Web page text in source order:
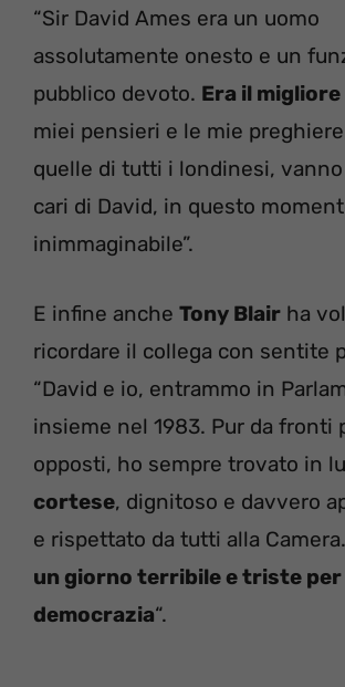
“Sir David Ames era un uomo
assolutamente onesto e un
pubblico devoto. Era il
miei pensieri e le mie
quelle di tutti i londinesi, vanno
cari di David, in questo
inimmaginabile”.
E infine anche Tony Blair ha
ricordare il collega con sentite
“David e io, entrammo in
insieme nel 1983. Pur da fronti
opposti, ho sempre trovato in
cortese, dignitoso e davvero
e rispettato da tutti alla Camera.
un giorno terribile e triste
democrazia“.